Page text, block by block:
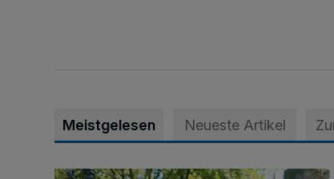
Meistgelesen Neueste Artikel